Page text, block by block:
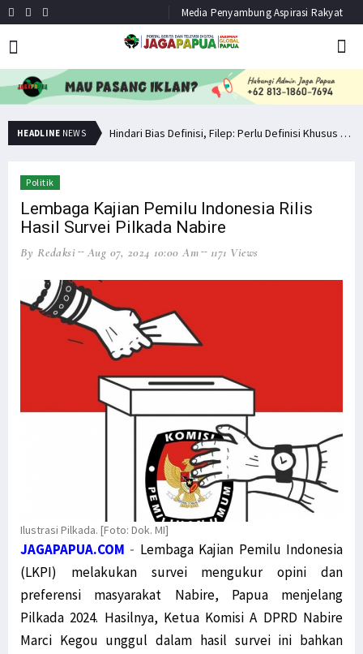
Media Penyambung Aspirasi Rakyat
HEADLINE NEWS Simak Opini Senator Filep Soal Cita-Cita Kedamaian di Tanah Papua Hindari Bias Definisi, Filep: Perlu Definisi Khusus Afiliasi KKB
Politik
Lembaga Kajian Pemilu Indonesia Rilis
Hasil Survei Pilkada Nabire
By Redaksi Aug 07, 2024 10:00 Am 1171 Views
Ilustrasi Pilkada. [Foto: Dok. MI]
JAGAPAPUA.COM - Lembaga Kajian Pemilu Indonesia
(LKPI) melakukan survei mengukur opini dan
preferensi masyarakat Nabire, Papua menjelang
Pilkada 2024. Hasilnya, Ketua Komisi A DPRD Nabire
Marci Kegou unggul dalam hasil survei ini bahkan